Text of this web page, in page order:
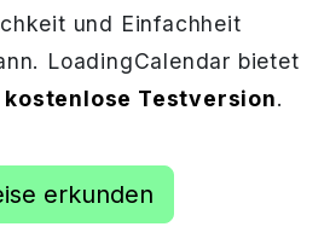
und Einfachheit
LoadingCalendar bietet
Testversion.
erkunden